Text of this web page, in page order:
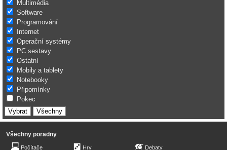
Multimédia
Software
Programování
Internet
Operační systémy
PC sestavy
Ostatní
Mobily a tablety
Notebooky
Připomínky
Pokec
Všechny poradny
Počítače Hry Debaty